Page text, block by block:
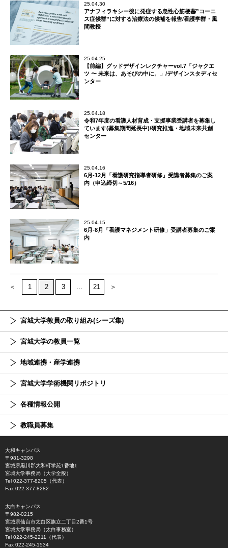
25.04.30
アナフィラキシー後に発症する急性心筋梗塞”コーニ
ス症候群”に対する治療法の候補を報告/看護学群・風
間教授
25.04.25
【前編】グッドデザインレクチャーvol.7「ジャクエ
ツ 〜 未来は、あそびの中に。」/デザインスタディセ
ンター
25.04.18
令和7年度の看護人材育成・支援事業受講者を募集し
ています(募集期間延長中)/研究推進・地域未来共創
センター
25.04.16
6月-12月「看護研究指導者研修」受講者募集のご案
内（申込締切～5/16）
25.04.15
6月-8月「看護マネジメント研修」受講者募集のご案
内
＜ 1 2 3 21 ＞
宮城大学教員の取り組み(シーズ集)
宮城大学の教員一覧
地域連携・産学連携
宮城大学学術機関リポジトリ
各種情報公開
教職員募集
大和キャンパス
〒981-3298
宮城県黒川郡大和町学苑1番地1
宮城大学事務局（大学全般）
Tel 022-377-8205（代表）
Fax 022-377-8282
太白キャンパス
〒982-0215
宮城県仙台市太白区旗立二丁目2番1号
宮城大学事務局（太白事務室）
Tel 022-245-2211（代表）
Fax 022-245-1534